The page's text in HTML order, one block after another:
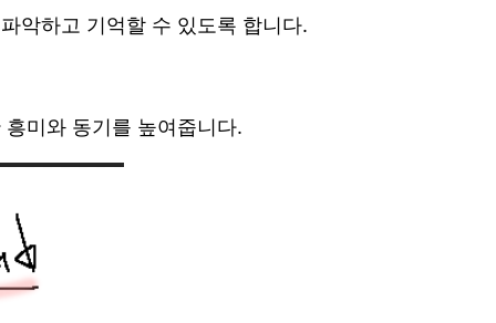
악하고 기억할 수 있도록 합니다.
미와 동기를 높여줍니다.